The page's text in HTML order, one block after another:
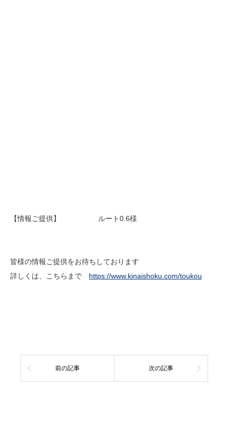
【情報ご提供】 ルート0.6様
皆様の情報ご提供をお待ちしております
詳しくは、こちらまで https://www.kinaishoku.com/toukou
前の記事 次の記事